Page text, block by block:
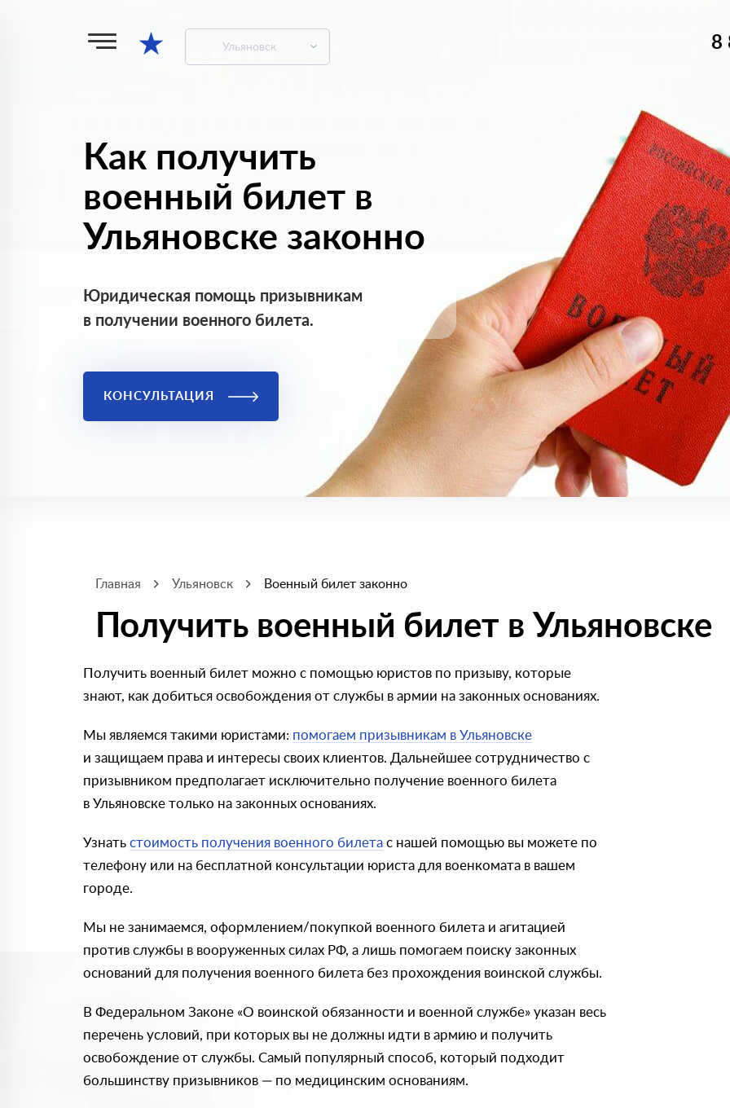
★ Ульяновск 8
Как получить
военный билет в
Ульяновске законно
Юридическая помощь призывникам
в получении военного билета.
КОНСУЛЬТАЦИЯ
Главная Ульяновск Военный билет законно
Получить военный билет в Ульяновске
Получить военный билет можно с помощью юристов по призыву, которые
знают, как добиться освобождения от службы в армии на законных основаниях.
Мы являемся такими юристами: помогаем призывникам в Ульяновске
и защищаем права и интересы своих клиентов. Дальнейшее сотрудничество с
призывником предполагает исключительно получение военного билета
в Ульяновске только на законных основаниях.
Узнать стоимость получения военного билета с нашей помощью вы можете по
телефону или на бесплатной консультации юриста для военкомата в вашем
городе.
Мы не занимаемся, оформлением/покупкой военного билета и агитацией
против службы в вооруженных силах РФ, а лишь помогаем поиску законных
оснований для получения военного билета без прохождения воинской службы.
В Федеральном Законе «О воинской обязанности и военной службе» указан весь
перечень условий, при которых вы не должны идти в армию и получить
освобождение от службы. Самый популярный способ, который подходит
большинству призывников — по медицинским основаниям.